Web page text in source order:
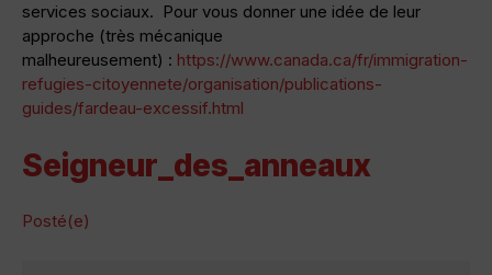
services sociaux. Pour vous donner une idée de leur
approche (très mécanique
malheureusement) : https://www.canada.ca/fr/immigration-
refugies-citoyennete/organisation/publications-
guides/fardeau-excessif.html
Seigneur_des_anneaux
Posté(e)